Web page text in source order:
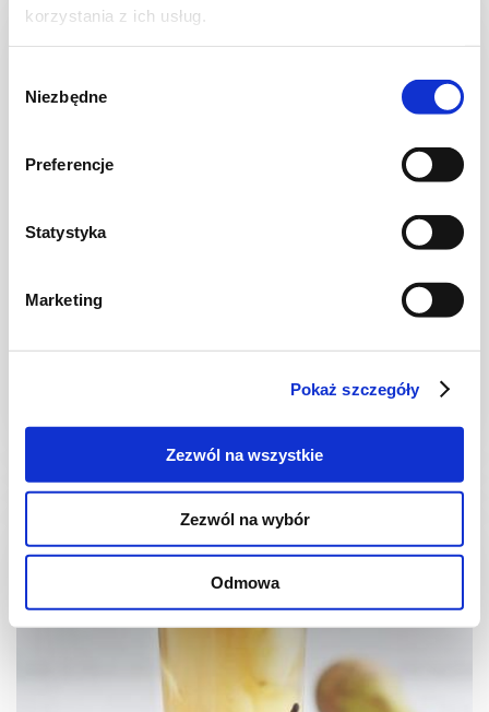
korzystania z ich usług.
zgody
Niezbędne
Preferencje
Statystyka
Marketing
Pokaż szczegóły
Zezwól na wszystkie
Zezwól na wybór
Odmowa
Świderki z ricottą